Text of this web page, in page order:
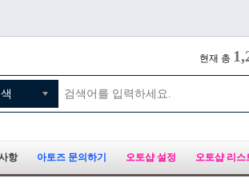
현재 총
항 아토즈 문의하기 오토샵 설정 오토샵 리스